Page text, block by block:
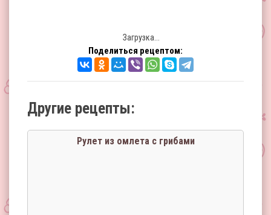
Загрузка...
Поделиться рецептом:
Другие рецепты:
Рулет из омлета с грибами